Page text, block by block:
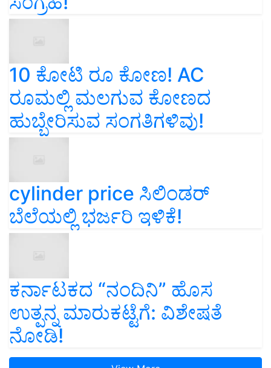
10 ಕೋಟಿ ರೂ ಕೋಣ! AC
ರೂಮಲ್ಲಿ ಮಲಗುವ ಕೋಣದ
ಹುಬ್ಬೇರಿಸುವ ಸಂಗತಿಗಳಿವು!
cylinder price ಸಿಲಿಂಡರ್‌
ಬೆಲೆಯಲ್ಲಿ ಭರ್ಜರಿ ಇಳಿಕೆ!
ಕರ್ನಾಟಕದ “ನಂದಿನಿ” ಹೊಸ
ಉತ್ಪನ್ನ ಮಾರುಕಟ್ಟೆಗೆ: ವಿಶೇಷತೆ
ನೋಡಿ!